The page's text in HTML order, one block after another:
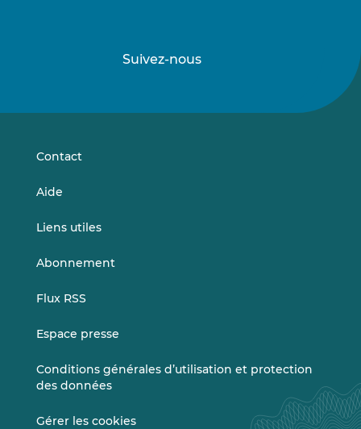
Suivez-nous
sursur
Contact
Aide
Liens utiles
Abonnement
Flux RSS
Espace presse
Conditions générales d’utilisation et protection
des données
Gérer les cookies